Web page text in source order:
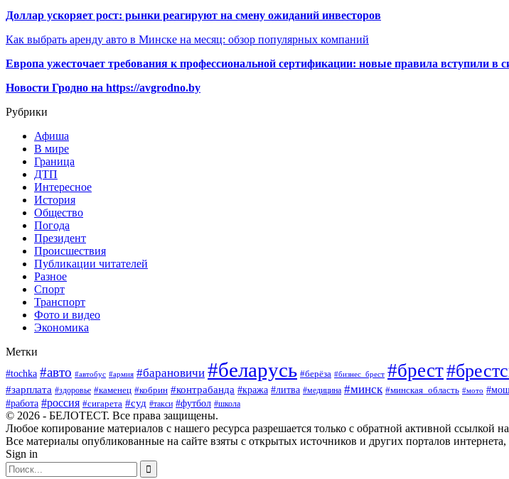
Доллар ускоряет рост: рынки реагируют на смену ожиданий инвесторов
Как выбрать аренду авто в Минске на месяц: обзор популярных компаний
Европа ужесточает требования к профессиональной сертификации: новые правила вступили в
Новости Гродно на https://avgrodno.by
Рубрики
Афиша
В мире
Граница
ДТП
Интересное
История
Общество
Погода
Президент
Происшествия
Публикации читателей
Разное
Спорт
Транспорт
Фото и видео
Экономика
Метки
#tochka #авто #автобус #армия #барановичи #беларусь #берёза #бизнес_брест #брест
#зарплата #здоровье #каменец #кобрин #контрабанда #кража #литва #медицина #минск #минская_область #мото
#работа #россия #сигарета #суд #такси #футбол #школа
© 2026 - БЕЛОТЕСТ. Все права защищены.
Любое копирование материалов с нашего ресурса разрешается только с обратной активной ссылкой
Все материалы опубликованные на сайте взяты с открытых источников и других порталов
Sign in